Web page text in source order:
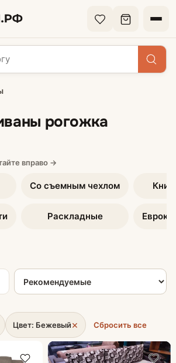
рогожка
Со съемным чехлом
Раскладные
Сортировка товаров
Цвет: Бежевый× Сбросить все